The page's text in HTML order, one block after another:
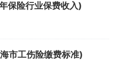
保险行业保费收入)
市工伤险缴费标准)